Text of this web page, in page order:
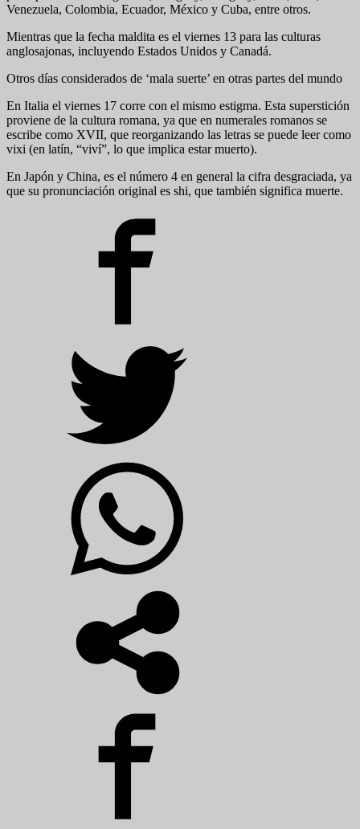
Venezuela, Colombia, Ecuador, México y Cuba, entre otros.
Mientras que la fecha maldita es el viernes 13 para las culturas
anglosajonas, incluyendo Estados Unidos y Canadá.
Otros días considerados de ‘mala suerte’ en otras partes del mundo
En Italia el viernes 17 corre con el mismo estigma. Esta superstición
proviene de la cultura romana, ya que en numerales romanos se
escribe como XVII, que reorganizando las letras se puede leer como
vixi (en latín, “viví”, lo que implica estar muerto).
En Japón y China, es el número 4 en general la cifra desgraciada, ya
que su pronunciación original es shi, que también significa muerte.